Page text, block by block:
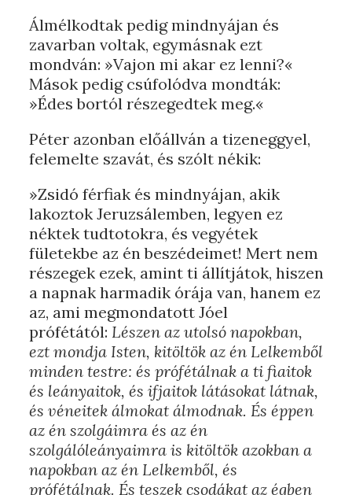
Álmélkodtak pedig mindnyájan és
zavarban voltak, egymásnak ezt
mondván: »Vajon mi akar ez lenni?«
Mások pedig csúfolódva mondták:
»Édes bortól részegedtek meg.«
Péter azonban előállván a tizeneggyel,
felemelte szavát, és szólt nékik:
»Zsidó férfiak és mindnyájan, akik
lakoztok Jeruzsálemben, legyen ez
néktek tudtotokra, és vegyétek
fületekbe az én beszédeimet! Mert nem
részegek ezek, amint ti állítjátok, hiszen
a napnak harmadik órája van, hanem ez
az, ami megmondatott Jóel
prófétától:Lészen az utolsó napokban,
ezt mondja Isten, kitöltök az én Lelkemből
minden testre: és prófétálnak a ti fiaitok
és leányaitok, és ifjaitok látásokat látnak,
és véneitek álmokat álmodnak. És éppen
az én szolgáimra és az én
szolgálóleányaimra is kitöltök azokban a
napokban az én Lelkemből, és
prófétálnak. És teszek csodákat az égben